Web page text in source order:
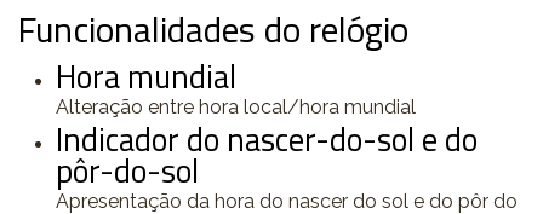
Funcionalidades do relógio
Hora mundial
Alteração entre hora local/hora mundial
Indicador do nascer-do-sol e do
pôr-do-sol
Apresentação da hora do nascer do sol e do pôr do